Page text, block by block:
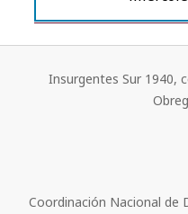
Insurgentes Sur 1940,
Coordinación Nacional de